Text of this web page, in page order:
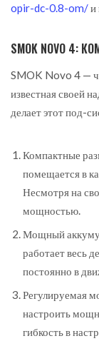
opir-dc-0.8-om/и
SMOK NOVO 4:
SMOK Novo 4 —
известная своей
делает этот под-
Компактные
помещается в
Несмотря на
мощностью.
Мощный
работает весь
постоянно в
Регулируемая
настроить
гибкость в